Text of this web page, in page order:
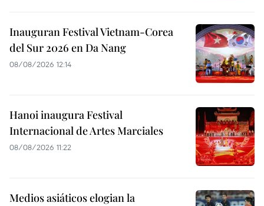
Inauguran Festival Vietnam-Corea
del Sur 2026 en Da Nang
08/08/2026 12:14
Hanoi inaugura Festival
Internacional de Artes Marciales
08/08/2026 11:22
Medios asiáticos elogian la